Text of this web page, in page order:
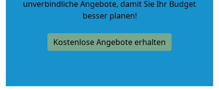
unverbindliche Angebote, damit Sie Ihr Budget
besser planen!
Kostenlose Angebote erhalten